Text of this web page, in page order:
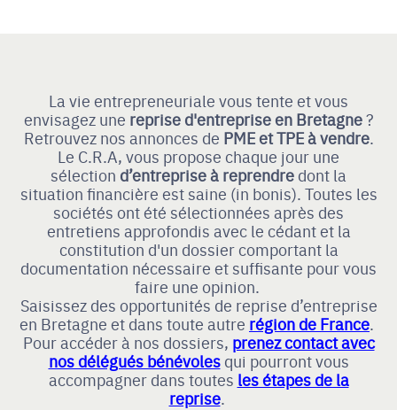
La vie entrepreneuriale vous tente et vous
envisagez une reprise d'entreprise en Bretagne?
Retrouvez nos annonces de PME et TPE à vendre.
Le C.R.A, vous propose chaque jour une
sélection d’entreprise à reprendre dont la
situation financière est saine (in bonis). Toutes les
sociétés ont été sélectionnées après des
entretiens approfondis avec le cédant et la
constitution d'un dossier comportant la
documentation nécessaire et suffisante pour vous
faire une opinion.
Saisissez des opportunités de reprise d’entreprise
en Bretagne et dans toute autre région de France.
Pour accéder à nos dossiers, prenez contact avec
nos délégués bénévolesqui pourront vous
accompagner dans toutes les étapes de la
reprise.